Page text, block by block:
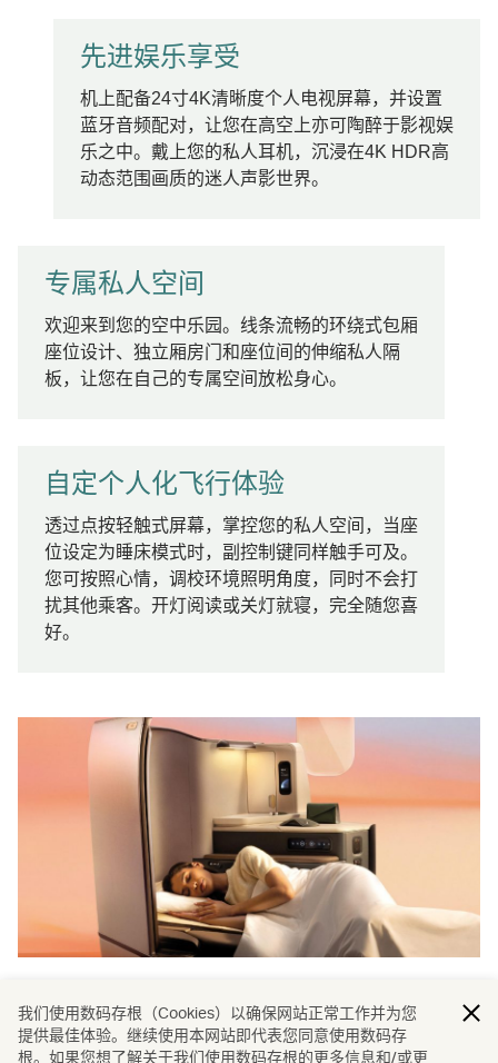
先进娱乐享受
机上配备24寸4K清晰度个人电视屏幕，并设置
蓝牙音频配对，让您在高空上亦可陶醉于影视娱
乐之中。戴上您的私人耳机，沉浸在4K HDR高
动态范围画质的迷人声影世界。
专属私人空间
欢迎来到您的空中乐园。线条流畅的环绕式包厢
座位设计、独立厢房门和座位间的伸缩私人隔
板，让您在自己的专属空间放松身心。
自定个人化飞行体验
透过点按轻触式屏幕，掌控您的私人空间，当座
位设定为睡床模式时，副控制键同样触手可及。
您可按照心情，调校环境照明角度，同时不会打
扰其他乘客。开灯阅读或关灯就寝，完全随您喜
好。
超越座椅的匠心
每个厢房座位均配置特别订造的灯具照明，会根据环境光线
我们使用数码存根（Cookies）以确保网站正常工作并为您
提供最佳体验。继续使用本网站即代表您同意使用数码存
根。如果您想了解关于我们使用数码存根的更多信息和/或更